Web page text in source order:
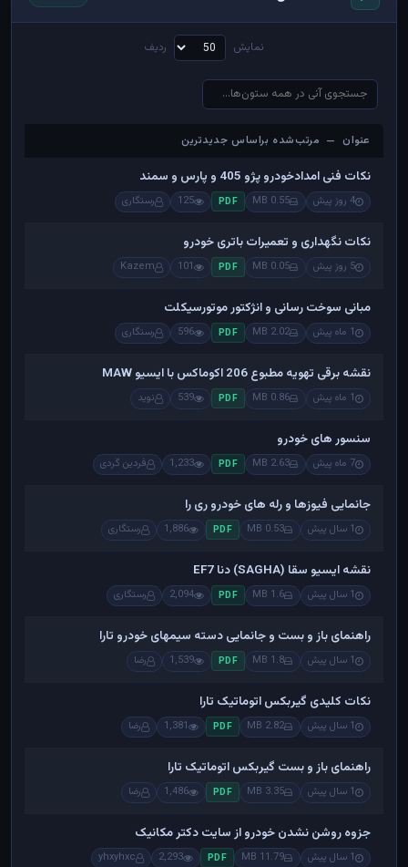
نمایش ردیف
عنوان — مرتب‌شده براساس جدیدترین
عنوان — مرتب‌شده براساس جدیدترین
نکات فنی امدادخودرو پژو 405 و پارس و سمند
4 روز پیش 0.55 MB
PDF
125 رستگاری
نکات نگهداری و تعمیرات باتری خودرو
5 روز پیش 0.05 MB
PDF
101
Kazem
مبانی سوخت رسانی و انژکتور موتورسیکلت
1 ماه پیش 2.02 MB
PDF
596 رستگاری
نقشه برقی تهویه مطبوع 206 اکوماکس با ایسیو MAW
1 ماه پیش 0.86 MB
PDF
539 نوید
سنسور های خودرو
7 ماه پیش 2.63 MB
PDF
1,233 فردین گردی
جانمایی فیوزها و رله های خودرو ری را
1 سال پیش 0.53 MB
PDF
1,886 رستگاری
نقشه ایسیو سقا (SAGHA) دنا EF7
1 سال پیش 1.6 MB
PDF
2,094 رستگاری
راهنمای باز و بست و جانمایی دسته سیمهای خودرو تارا
1 سال پیش 1.8 MB
PDF
1,539 رضا
نکات کلیدی گیربکس اتوماتیک تارا
1 سال پیش 2.82 MB
PDF
1,381 رضا
راهنمای باز و بست گیربکس اتوماتیک تارا
1 سال پیش 3.35 MB
PDF
1,486 رضا
جزوه روشن نشدن خودرو از سایت دکتر مکانیک
1 سال پیش 11.79 MB
PDF
2,293
yhxyhxc